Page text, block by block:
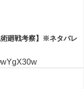
廻戦考察】※ネタバレ